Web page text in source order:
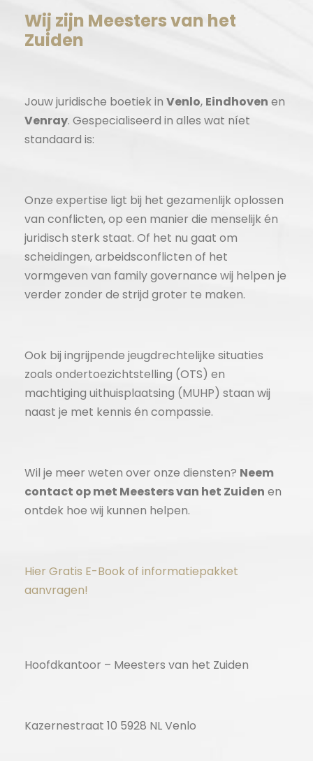
Wij zijn Meesters van het
Zuiden
Jouw juridische boetiek in Venlo, Eindhoven en
Venray. Gespecialiseerd in alles wat níet
standaard is:
Onze expertise ligt bij het gezamenlijk oplossen
van conflicten, op een manier die menselijk én
juridisch sterk staat. Of het nu gaat om
scheidingen, arbeidsconflicten of het
vormgeven van family governance wij helpen je
verder zonder de strijd groter te maken.
Ook bij ingrijpende jeugdrechtelijke situaties
zoals ondertoezichtstelling (OTS) en
machtiging uithuisplaatsing (MUHP) staan wij
naast je met kennis én compassie.
Wil je meer weten over onze diensten? Neem
contact op met Meesters van het Zuiden en
ontdek hoe wij kunnen helpen.
Hier Gratis E-Book of informatiepakket
aanvragen!
Hoofdkantoor – Meesters van het Zuiden
Kazernestraat 10 5928 NL Venlo